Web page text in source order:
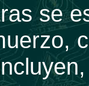
se